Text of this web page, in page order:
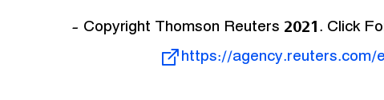
https://agency.reuters.com/